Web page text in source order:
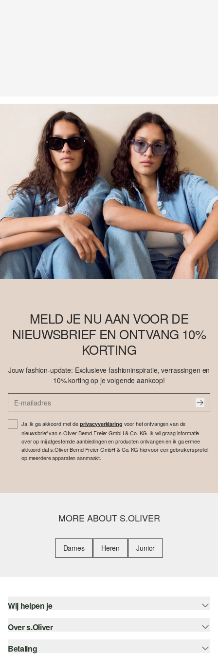
MELD JE NU AAN VOOR DE
NIEUWSBRIEF EN ONTVANG 10%
KORTING
Jouw fashion-update: Exclusieve fashioninspiratie, verrassingen en
10% korting op je volgende aankoop!
Ja, ik ga akkoord met de privacyverklaring voor het ontvangen van de
nieuwsbrief van s.Oliver Bernd Freier GmbH & Co. KG. Ik wil graag informatie
over op mij afgestemde aanbiedingen en producten ontvangen en ik ga ermee
akkoord dat s.Oliver Bernd Freier GmbH & Co. KG hiervoor een gebruikersprofiel
op meerdere apparaten aanmaakt.
MORE ABOUT S.OLIVER
Dames Heren Junior
Wij helpen je
Help - FAQ
Over s.Oliver
Nieuwsbrief
Betaling